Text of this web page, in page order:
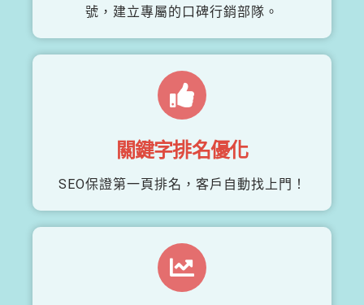
號，建立專屬的口碑行銷部隊。
關鍵字排名優化
SEO保證第一頁排名，客戶自動找上門！